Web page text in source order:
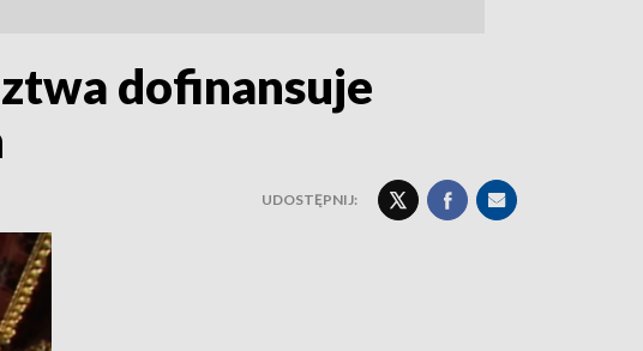
dofinansuje
UDOSTĘPNIJ: